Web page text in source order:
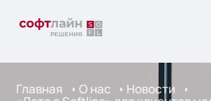
Главная О нас Новости